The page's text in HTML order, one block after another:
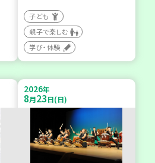
子ども
親子で楽しむ
学び・体験
2026年
8月23日(日)